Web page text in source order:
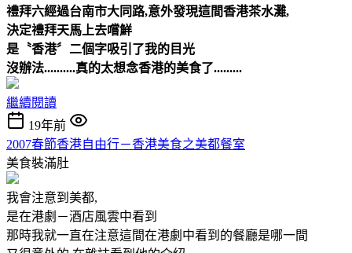
禮拜六經過台南市大同路,意外發現這間香港茶水灘,
決定禮拜天馬上去嚐鮮
是〝香港〞二個字吸引了我的目光
沒辦法..........真的太想念香港的美食了.........
繼續閱讀
19年前
2007春節香港自由行－香港美食之美都餐室
美食裝滿肚
我會注意到美都,
是在港劇－酒店風雲中看到
那時我就一直在注意這間在港劇中看到的餐廳是哪一間